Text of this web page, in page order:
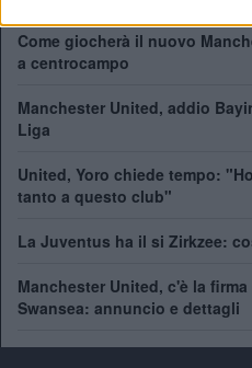
Come giocherà il nuovo
a centrocampo
Manchester United, addio
Liga
United, Yoro chiede tempo:
tanto a questo club"
La Juventus ha il si Zirkzee:
Manchester United, c'è la
Swansea: annuncio e dettagli